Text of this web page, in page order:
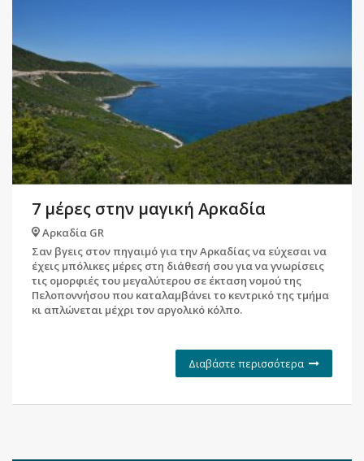
7 μέρες στην μαγική Αρκαδία
Αρκαδία GR
Σαν βγεις στον πηγαιμό για την Αρκαδίας να εύχεσαι να
έχεις μπόλικες μέρες στη διάθεσή σου για να γνωρίσεις
τις ομορφιές του μεγαλύτερου σε έκταση νομού της
Πελοποννήσου που καταλαμβάνει το κεντρικό της τμήμα
κι απλώνεται μέχρι τον αργολικό κόλπο.
Διαβάστε περισσότερα